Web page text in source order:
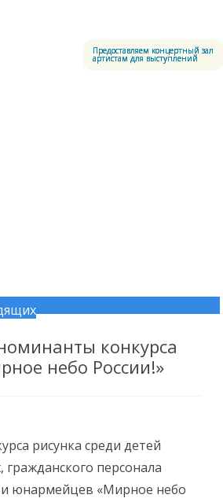
Предоставляем концертный зал
артистам для выступлений
Перейти к содержимому
конкурса
небо России!»
рисунка среди детей
персонала
юнармейцев «Мирное небо